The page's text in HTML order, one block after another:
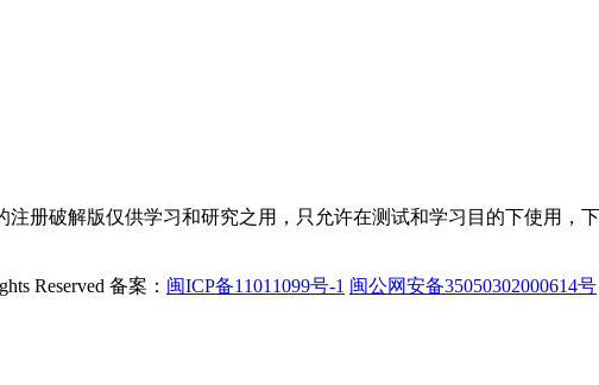
册破解版仅供学习和研究之用，只允许在测试和学习目的下使用，
Reserved 备案： 闽ICP备11011099号-1 闽公网安备35050302000614号